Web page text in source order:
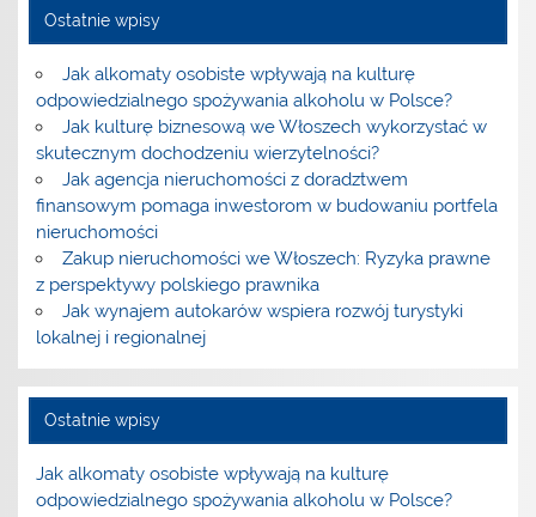
Ostatnie wpisy
Jak alkomaty osobiste wpływają na kulturę
odpowiedzialnego spożywania alkoholu w Polsce?
Jak kulturę biznesową we Włoszech wykorzystać w
skutecznym dochodzeniu wierzytelności?
Jak agencja nieruchomości z doradztwem
finansowym pomaga inwestorom w budowaniu portfela
nieruchomości
Zakup nieruchomości we Włoszech: Ryzyka prawne
z perspektywy polskiego prawnika
Jak wynajem autokarów wspiera rozwój turystyki
lokalnej i regionalnej
Ostatnie wpisy
Jak alkomaty osobiste wpływają na kulturę
odpowiedzialnego spożywania alkoholu w Polsce?